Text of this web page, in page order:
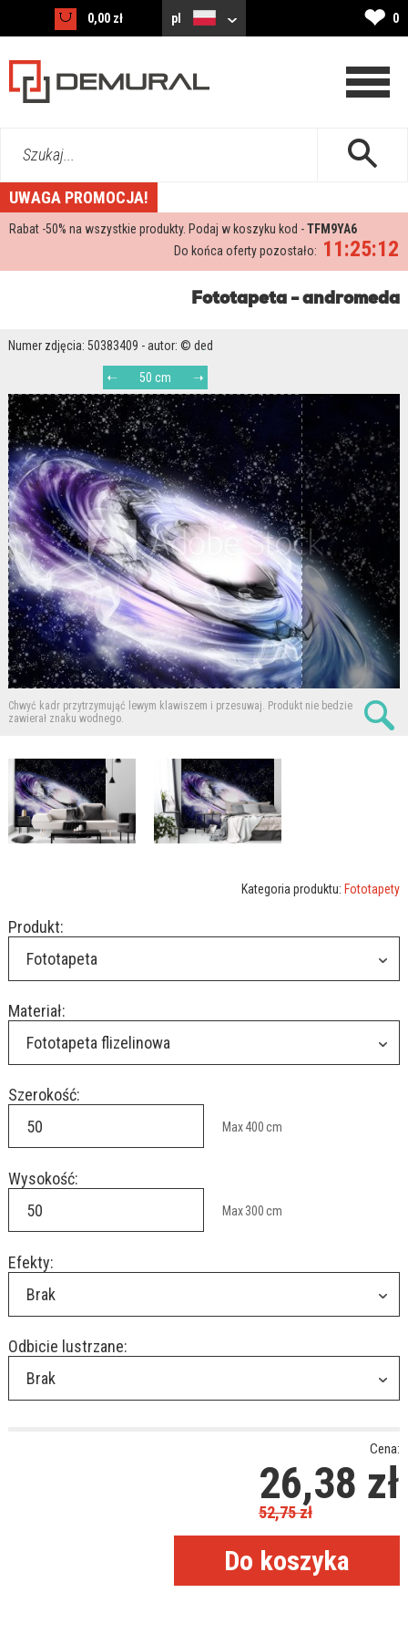
0,00 zł pl ❤ 0
Szukaj...
UWAGA PROMOCJA!
Rabat -50% na wszystkie produkty. Podaj w koszyku kod -TFM9YA6
11:25:11
Do końca oferty pozostało:
Fototapeta - andromeda
Numer zdjęcia: 50383409 - autor: © ded
50 cm
Chwyć kadr przytrzymująć lewym klawiszem i przesuwaj. Produkt nie bedzie
zawierał znaku wodnego.
Kategoria produktu: Fototapety
Produkt:
Fototapeta
Materiał:
Fototapeta flizelinowa
Szerokość:
Max400cm
Wysokość:
Max300cm
Efekty:
Brak
Odbicie lustrzane:
Brak
Cena:
26,38 zł
52,75zł